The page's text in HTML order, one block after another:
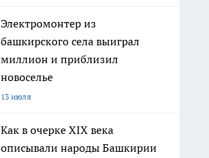
Электромонтер из
башкирского села выиграл
миллион и приблизил
новоселье
13 июля
Как в очерке XIX века
описывали народы Башкирии